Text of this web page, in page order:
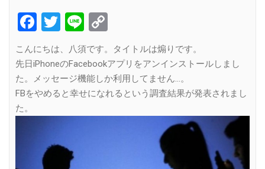
Facebook
Twitter
Line
Link
こんにちは、八須です。タイトルは煽りです。
先日iPhoneのFacebookアプリをアンインストールしまし
た。メッセージ機能しか利用してません…。
FBをやめると幸せになれるという調査結果が発表されまし
た。